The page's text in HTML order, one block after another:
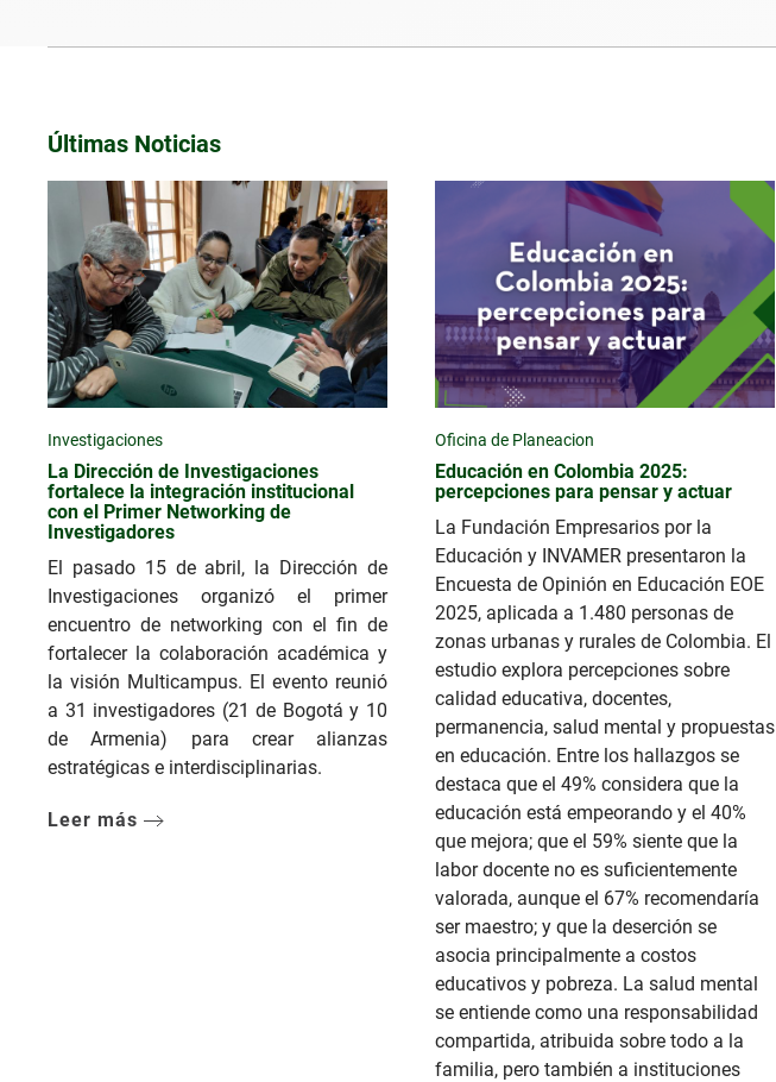
Últimas Noticias
Investigaciones
La Dirección de Investigaciones
fortalece la integración institucional
con el Primer Networking de
Investigadores
El pasado 15 de abril, la Dirección de
Investigaciones organizó el primer
encuentro de networking con el fin de
fortalecer la colaboración académica y
la visión Multicampus. El evento reunió
a 31 investigadores (21 de Bogotá y 10
de Armenia) para crear alianzas
estratégicas e interdisciplinarias.
Leer más
Oficina de Planeacion
Educación en Colombia 2025:
percepciones para pensar y actuar
La Fundación Empresarios por la
Educación y INVAMER presentaron la
Encuesta de Opinión en Educación EOE
2025, aplicada a 1.480 personas de
zonas urbanas y rurales de Colombia. El
estudio explora percepciones sobre
calidad educativa, docentes,
permanencia, salud mental y propuestas
en educación. Entre los hallazgos se
destaca que el 49% considera que la
educación está empeorando y el 40%
que mejora; que el 59% siente que la
labor docente no es suficientemente
valorada, aunque el 67% recomendaría
ser maestro; y que la deserción se
asocia principalmente a costos
educativos y pobreza. La salud mental
se entiende como una responsabilidad
compartida, atribuida sobre todo a la
familia, pero también a instituciones